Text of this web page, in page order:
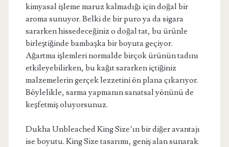
kimyasal işleme maruz kalmadığı için doğal bir
aroma sunuyor. Belki de bir puro ya da sigara
sararken hissedeceğiniz o doğal tat, bu ürünle
birleştiğinde bambaşka bir boyuta geçiyor.
Ağartma işlemleri normalde birçok ürünün tadını
etkileyebilirken, bu kağıt sararken içtiğiniz
malzemelerin gerçek lezzetini ön plana çıkarıyor.
Böylelikle, sarma yapmanın sanatsal yönünü de
keşfetmiş oluyorsunuz.
Dukha Unbleached King Size’ın bir diğer avantajı
ise boyutu. King Size tasarımı, geniş alan sunarak